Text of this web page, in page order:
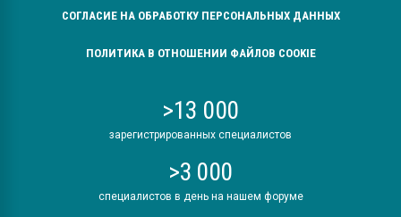
СОГЛАСИЕ НА ОБРАБОТКУ ПЕРСОНАЛЬНЫХ ДАННЫХ
ПОЛИТИКА В ОТНОШЕНИИ ФАЙЛОВ COOKIE
>13 000
зарегистрированных специалистов
>3 000
специалистов в день на нашем форуме